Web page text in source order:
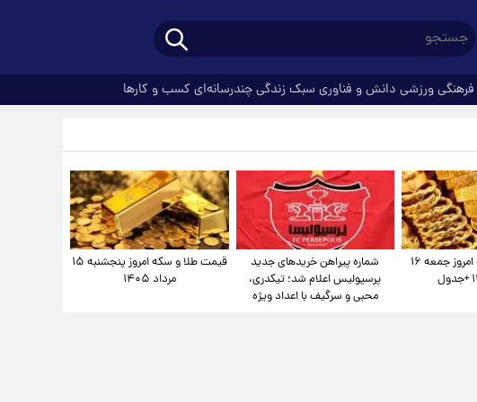
فرهنگیورزشی دانش و فناوری سبک زندگیچندرسانه‌ای کسب و کارها
قیمت طلا و سکه امروز جمعه ۱۶
شماره پیراهن خریدهای جدید
پرسپولیس اعلام شد؛ تیکدری،
محبی و سرگیف با اعداد ویژه
قیمت طلا و سکه امروز پنجشنبه ۱۵
مرداد ۱۴۰۵